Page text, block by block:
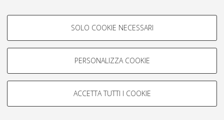
COOKIE DI PROFILAZIONE -
Si tratta di cookie utilizzati per analizzare le caratteristiche della
navigazione degli utenti, creare profili in base al loro comportamento
Mostra cookie di profilazione
COOKIE TECNICI - NECESSARI
SOLO COOKIE NECESSARI
PERSONALIZZA COOKIE
ACCETTA TUTTI I COOKIE
Impostazioni Cookie
Informativa sulla privacy
Condizioni d’uso del sito